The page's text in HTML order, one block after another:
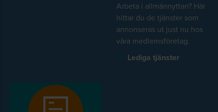
Arbeta i allmännyttan? Här
hittar du de tjänster som
annonseras ut just nu hos
våra medlemsföretag.
Lediga tjänster